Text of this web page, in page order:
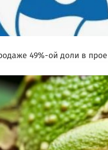
49%-ой доли в